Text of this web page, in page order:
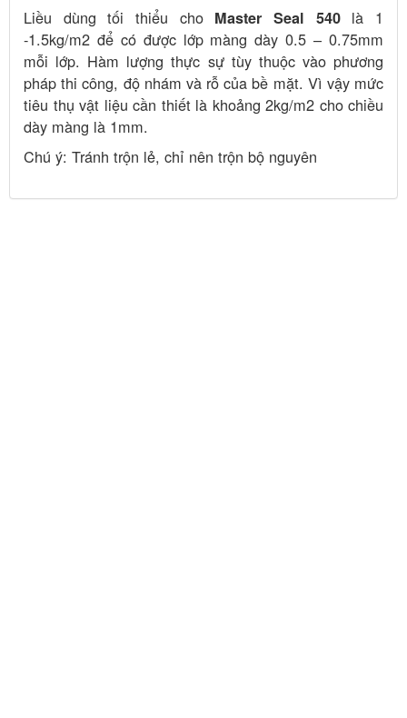
Liều dùng tối thiểu cho Master Seal 540 là 1
-1.5kg/m2 để có được lớp màng dày 0.5 – 0.75mm
mỗi lớp. Hàm lượng thực sự tùy thuộc vào phương
pháp thi công, độ nhám và rỗ của bề mặt. Vì vậy mức
tiêu thụ vật liệu cần thiết là khoảng 2kg/m2 cho chiều
dày màng là 1mm.
Chú ý: Tránh trộn lẻ, chỉ nên trộn bộ nguyên